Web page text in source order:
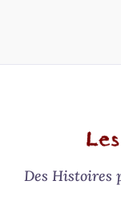
Des Histoires